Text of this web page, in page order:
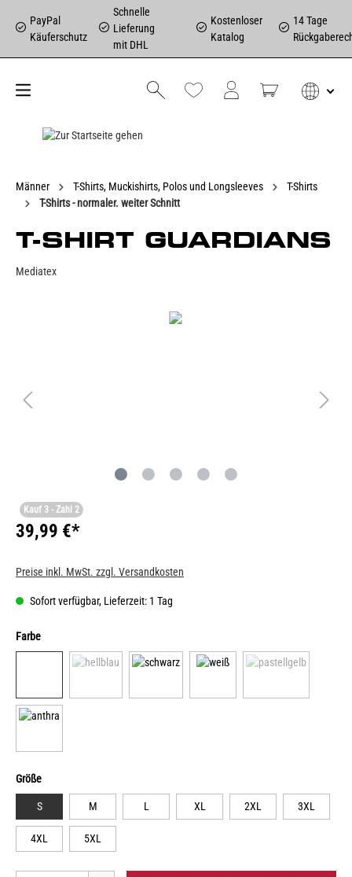
PayPal
Käuferschutz
Schnelle
Lieferung
mit DHL
Kostenloser
Katalog
14 Tage
Männer T-Shirts, Muckishirts, Polos und Longsleeves
T-Shirts
T-Shirts - normaler. weiter Schnitt
T-SHIRT GUARDIANS
Mediatex
Kauf 3 - Zahl 2
39,99 €*
Preise inkl. MwSt. zzgl. Versandkosten
Sofort verfügbar, Lieferzeit: 1 Tag
Farbe
Größe
S M L XL 2XL 3XL
4XL 5XL